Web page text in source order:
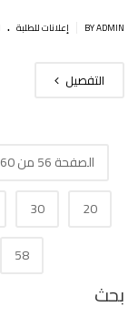
BY ADMIN إعلانات للطلبة .
التفصيل
الصفحة 56 من 60
20
30
58
بحث